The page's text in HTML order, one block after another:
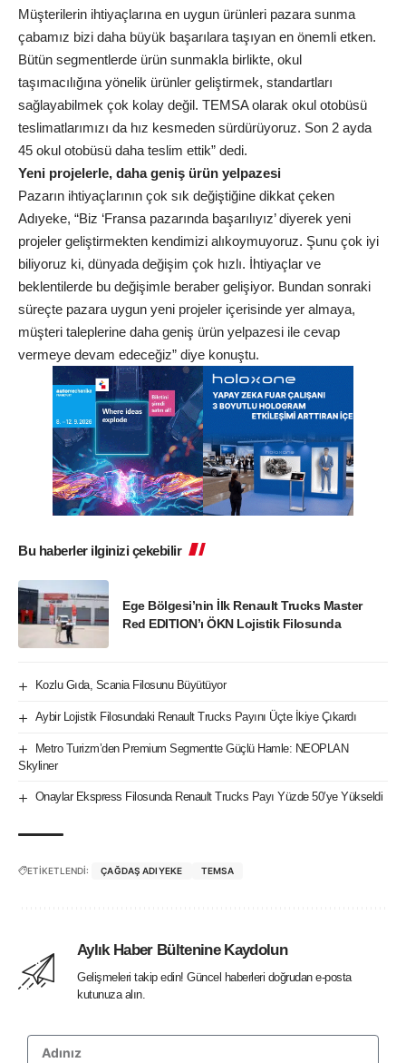
Müşterilerin ihtiyaçlarına en uygun ürünleri pazara sunma
çabamız bizi daha büyük başarılara taşıyan en önemli etken.
Bütün segmentlerde ürün sunmakla birlikte, okul
taşımacılığına yönelik ürünler geliştirmek, standartları
sağlayabilmek çok kolay değil. TEMSA olarak okul otobüsü
teslimatlarımızı da hız kesmeden sürdürüyoruz. Son 2 ayda
45 okul otobüsü daha teslim ettik” dedi.
Yeni projelerle, daha geniş ürün yelpazesi
Pazarın ihtiyaçlarının çok sık değiştiğine dikkat çeken
Adıyeke, “Biz ‘Fransa pazarında başarılıyız’ diyerek yeni
projeler geliştirmekten kendimizi alıkoymuyoruz. Şunu çok iyi
biliyoruz ki, dünyada değişim çok hızlı. İhtiyaçlar ve
beklentilerde bu değişimle beraber gelişiyor. Bundan sonraki
süreçte pazara uygun yeni projeler içerisinde yer almaya,
müşteri taleplerine daha geniş ürün yelpazesi ile cevap
vermeye devam edeceğiz” diye konuştu.
Bu haberler ilginizi çekebilir
Ege Bölgesi’nin İlk Renault Trucks Master
Red EDITION’ı ÖKN Lojistik Filosunda
Kozlu Gıda, Scania Filosunu Büyütüyor
Aybir Lojistik Filosundaki Renault Trucks Payını Üçte İkiye Çıkardı
Metro Turizm’den Premium Segmentte Güçlü Hamle: NEOPLAN
Skyliner
Onaylar Ekspress Filosunda Renault Trucks Payı Yüzde 50’ye Yükseldi
ETİKETLENDİ: ÇAĞDAŞ ADIYEKE TEMSA
Aylık Haber Bültenine Kaydolun
Gelişmeleri takip edin! Güncel haberleri doğrudan e-posta
kutunuza alın.